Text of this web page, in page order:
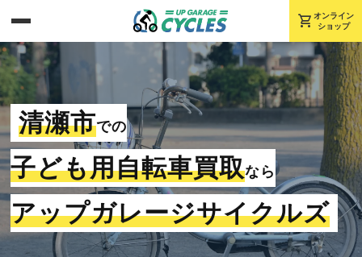
shopping_cart オンライン
ショップ
清瀬市での
子ども用自転車買取なら
アップガレージサイクルズ